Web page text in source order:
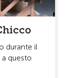
durante il
questo